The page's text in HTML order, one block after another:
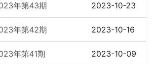
年第43期 2023-10-23
年第42期 2023-10-16
年第41期 2023-10-09